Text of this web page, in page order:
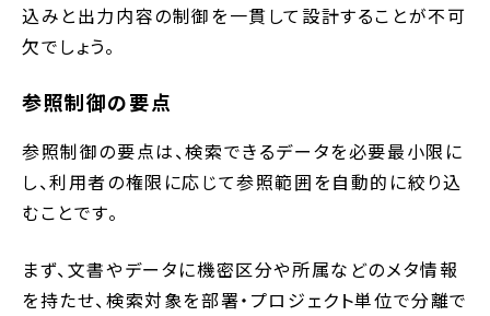
込みと出力内容の制御を一貫して設計することが不可
欠でしょう。
参照制御の要点
参照制御の要点は、検索できるデータを必要最小限に
し、利用者の権限に応じて参照範囲を自動的に絞り込
むことです。
まず、文書やデータに機密区分や所属などのメタ情報
を持たせ、検索対象を部署・プロジェクト単位で分離で